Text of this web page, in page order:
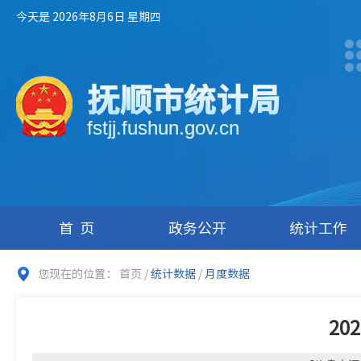
今天是 2026年8月6日 星期四
抚顺市统计局
fstjj.fushun.gov.cn
首页 政务公开 统计工作
您现在的位置： 首页 /统计数据 / 月度数据